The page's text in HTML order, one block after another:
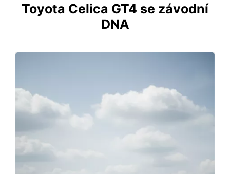
Toyota Celica GT4 se závodní
DNA